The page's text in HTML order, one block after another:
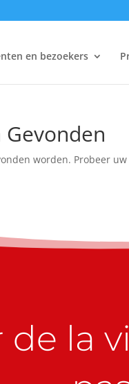
en bezoekers
worden. Probeer
la